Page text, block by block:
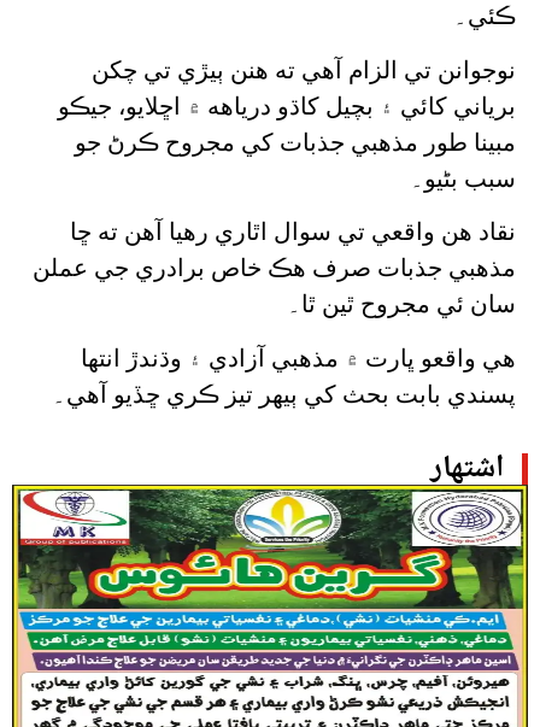
اشتهار
ڪئي۔
نوجوانن تي الزام آهي ته هنن ٻيڙي تي چکن
برياني کائي ۽ بچيل کاڌو درياهه ۾ اڇلايو، جيڪو
مبينا طور مذهبي جذبات کي مجروح ڪرڻ جو
سبب بڻيو۔
نقاد هن واقعي تي سوال اٿاري رهيا آهن ته ڇا
مذهبي جذبات صرف هڪ خاص برادري جي عملن
سان ئي مجروح ٿين ٿا۔
هي واقعو ڀارت ۾ مذهبي آزادي ۽ وڌندڙ انتها
پسندي بابت بحث کي ٻيهر تيز ڪري ڇڏيو آهي۔